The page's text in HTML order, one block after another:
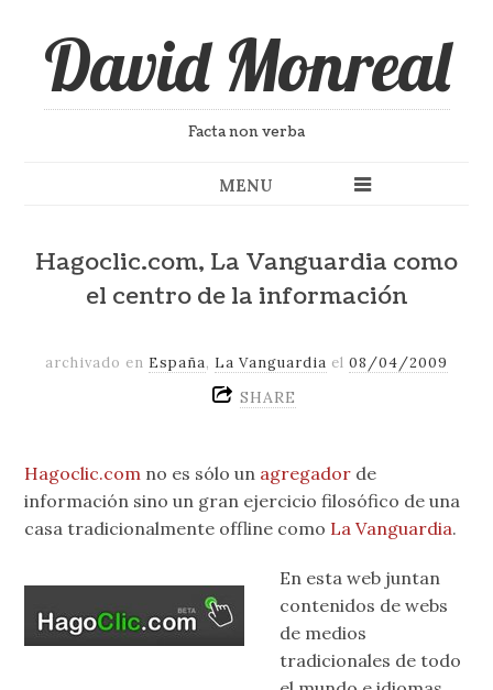
David Monreal
Facta non verba
MENU
Hagoclic.com, La Vanguardia como
el centro de la información
archivado en España, La Vanguardia el 08/04/2009
SHARE
Hagoclic.com no es sólo un agregador de
información sino un gran ejercicio filosófico de una
casa tradicionalmente offline como La Vanguardia.
En esta web juntan
contenidos de webs
de medios
tradicionales de todo